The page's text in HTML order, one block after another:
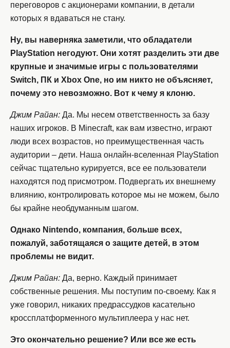
переговоров с акционерами компании, в детали
которых я вдаваться не стану.
Ну, вы наверняка заметили, что обладатели
PlayStation негодуют. Они хотят разделить эти две
крупные и значимые игры с пользователями
Switch, ПК и Xbox One, но им никто не объясняет,
почему это невозможно. Вот к чему я клоню.
Джим Райан: Да. Мы несем ответственность за базу
наших игроков. В Minecraft, как вам известно, играют
люди всех возрастов, но преимущественная часть
аудитории – дети. Наша онлайн-вселенная PlayStation
сейчас тщательно курируется, все ее пользователи
находятся под присмотром. Подвергать их внешнему
влиянию, контролировать которое мы не можем, было
бы крайне необдуманным шагом.
Однако Nintendo, компания, больше всех,
пожалуй, заботящаяся о защите детей, в этом
проблемы не видит.
Джим Райан: Да, верно. Каждый принимает
собственные решения. Мы поступим по-своему. Как я
уже говорил, никаких предрассудков касательно
кроссплатформенного мультиплеера у нас нет.
Это окончательно решение? Или все же есть